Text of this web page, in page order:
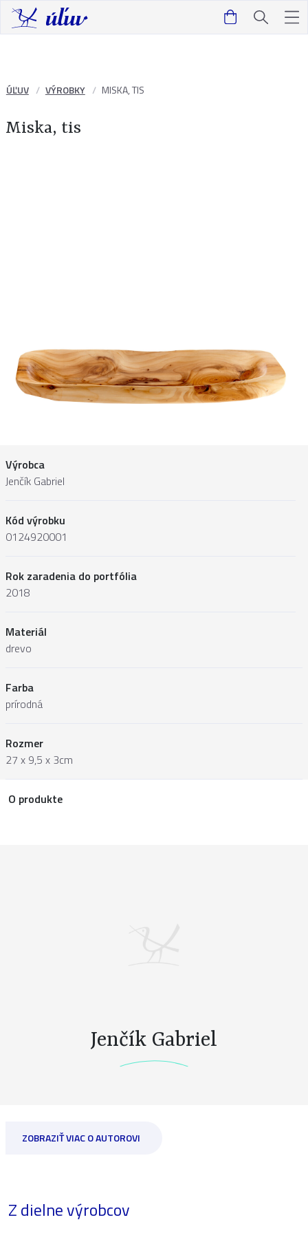
ÚĽUV VÝROBKY MISKA, TIS
Miska, tis
Výrobca
Jenčík Gabriel
Kód výrobku
0124920001
Rok zaradenia do portfólia
2018
Materiál
drevo
Farba
prírodná
Rozmer
27 x 9,5 x 3cm
O produkte
Jenčík Gabriel
ZOBRAZIŤ VIAC O AUTOROVI
Z dielne výrobcov